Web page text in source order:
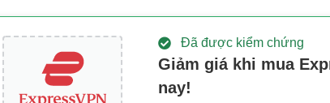
Đã được kiểm chứng
Giảm giá khi mua
nay!